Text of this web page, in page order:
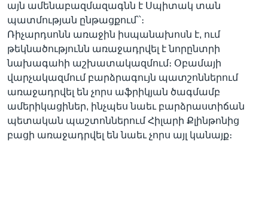
այն ամենաբազմազագնն է Սպիտակ տան
պատմության ընթացքում՝՝։
Ռիչարդսոնն առաջին իսպանախոսն է, ում
թեկնածությունն առաջադրվել է նորընտրի
նախագահի աշխատակազմում։ Օբամայի
վարչակազմում բարձրագույն պատշոններում
առաջադրվել են չորս աֆրիկյան ծագմամբ
ամերիկացիներ, ինչպես նաեւ բարձրաստիճան
պետական պաշտոններում Հիլարի Քլինթոնից
բացի առաջադրվել են նաեւ չորս այլ կանայք։